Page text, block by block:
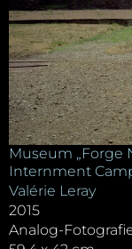
Museum „Forge
Internment Camp
Valérie Leray
2015
Analog-